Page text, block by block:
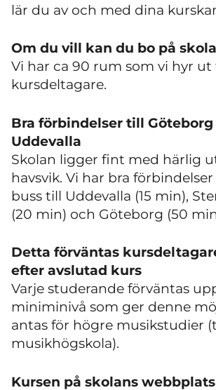
lär du av och med dina
Om du vill kan du bo på
Vi har ca 90 rum som vi hyr ut
kursdeltagare.
Bra förbindelser till Göteborg
Uddevalla
Skolan ligger fint med härlig
havsvik. Vi har bra
buss till Uddevalla (15 min),
(20 min) och Göteborg (50
Detta förväntas
efter avslutad kurs
Varje studerande förväntas
miniminivå som ger denne
antas för högre musikstudier
musikhögskola).
Kursen på skolans